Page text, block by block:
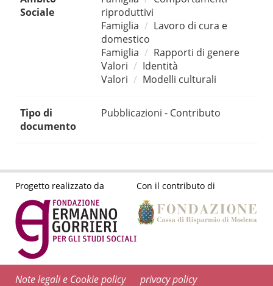
Sociale
riproduttivi
Famiglia
Lavoro di cura e
domestico
Famiglia
Rapporti di genere
Valori
Identità
Valori
Modelli culturali
Tipo di
documento
Pubblicazioni - Contributo
Progetto realizzato da Con il contributo di
Note legali e Cookie policy privacy policy